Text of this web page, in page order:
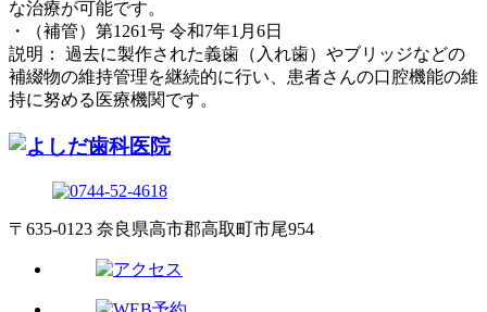
な治療が可能です。
・（補管）第1261号 令和7年1月6日
説明： 過去に製作された義歯（入れ歯）やブリッジなどの
補綴物の維持管理を継続的に行い、患者さんの口腔機能の維
持に努める医療機関です。
〒635-0123 奈良県高市郡高取町市尾954